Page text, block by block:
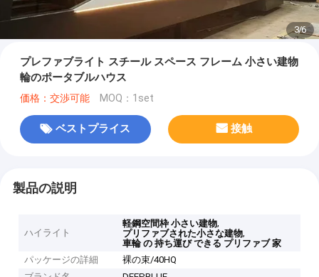
3/6
プレファブライト スチール スペース フレーム 小さい建物
輪のポータブルハウス
価格：交渉可能 MOQ：1set
ベストプライス 接触
製品の説明
ハイライト
軽鋼空間枠 小さい建物,
プリファブされた小さな建物,
車輪 の 持ち運び できる プリファブ 家
パッケージの詳細
裸の束/40HQ